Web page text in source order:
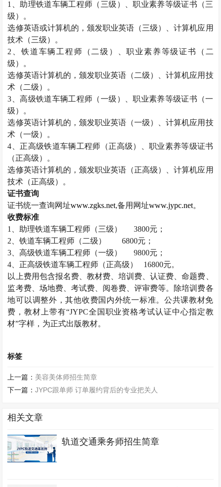
1
、助理铁道车辆工程师（三级）、职业素养等级证书（三
级）。
选修英语或计算机的，颁发职业英语（三级）、计算机应用
技术（三级）。
2 、铁道车辆工程师（二级）、职业素养等级证书（二
级）。
选修英语计算机的，颁发职业英语（二级）、计算机应用技
术（二级）。
3 、高级铁道车辆工程师（一级）、职业素养等级证书（一
级）。
选修英语计算机的，颁发职业英语（一级）、计算机应用技
术（一级）。
4 、正高级铁道车辆工程师（正高级）、职业素养等级证书
（正高级）。
选修英语计算机的，颁发职业英语（正高级）、计算机应用
技术（正高级）。
证书查询
证书统一查询网址www.zgks.net,备用网址www.jypc.net。
收费标准
1
、助理铁道车辆工程师（三级） 3800元；
2 、铁道车辆工程师（二级） 6800元；
3 、高级铁道车辆工程师（一级） 9800元；
4 、正高级铁道车辆工程师（正高级） 16800元。
以上费用包含报名费、教材费、培训费、认证费、命题费、
监考费、场地费、考试费、阅卷费、评审费等。除培训费各
地可以调整外，其他收费国内外统一标准。公共课教材免
费，教材上带有“JYPC全国职业资格考试认证中心指定教
材”字样，为正式出版教材。
标签
上一篇： 美容美体师招生简章
下一篇：JYPC跟单师 订单履约背后的专业把关人
相关文章
轨道交通乘务师招生简章